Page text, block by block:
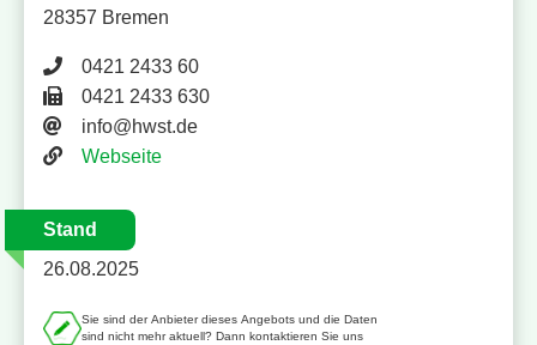
28357 Bremen
Telefonnummer 0421 2433 60
0421 2433 60
Faxnummer 0421 2433 630
0421 2433 630
E-Mail-Adresse
info@hwst.de
Website
Webseite
Stand
26.08.2025
Sie sind der Anbieter dieses Angebots und die Daten
sind nicht mehr aktuell? Dann kontaktieren Sie uns